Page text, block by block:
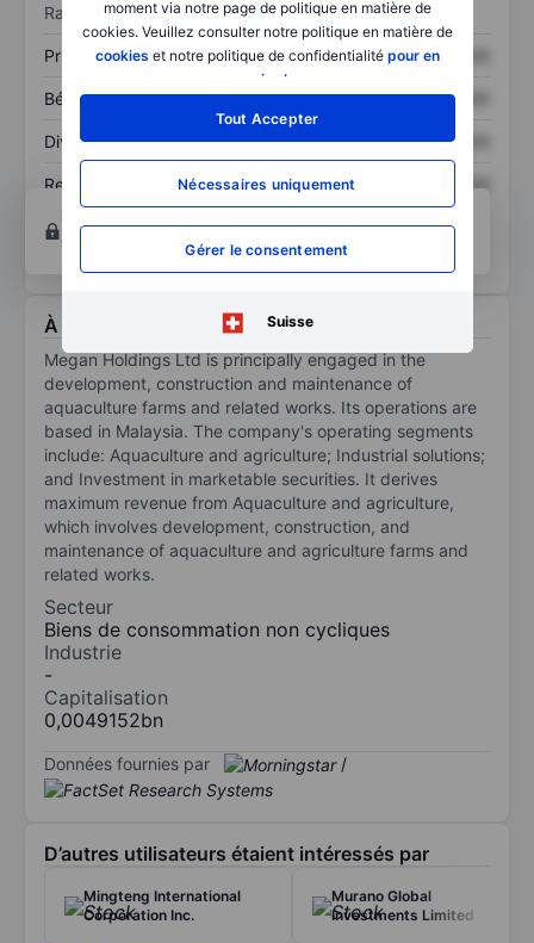
moment via notre page de politique en matière de
cookies. Veuillez consulter notre politique en matière de
cookies et notre politique de confidentialité pour en
savoir plus
Tout Accepter
Nécessaires uniquement
Gérer le consentement
Suisse
Ratios
Prix / ventes XXXXXXX XXXXXXX
Bénéfice par action XXXXXXX XXXXXXX
Dividende par action XXXXXXX XXXXXXX
Rendement des
capitaux propres
XXXXXXX
XXXXXXX
Ouvrir un compte
techniques et d’analyse.
À propos Megan Holdings Limited
Megan Holdings Ltd is principally engaged in the
development, construction and maintenance of
aquaculture farms and related works. Its operations are
based in Malaysia. The company's operating segments
include: Aquaculture and agriculture; Industrial solutions;
and Investment in marketable securities. It derives
maximum revenue from Aquaculture and agriculture,
which involves development, construction, and
maintenance of aquaculture and agriculture farms and
related works.
Secteur
Biens de consommation non cycliques
Industrie
-
Capitalisation
0,0049152bn
Données fournies par /
D’autres utilisateurs étaient intéressés par
Mingteng International
Corporation Inc.
Murano Global
Investments Limited